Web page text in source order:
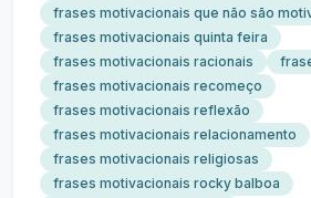
frases motivacionais que não são
frases motivacionais quinta feira
frases motivacionais racionais
frases motivacionais recomeço
frases motivacionais reflexão
frases motivacionais relacionamento
frases motivacionais religiosas
frases motivacionais rocky balboa